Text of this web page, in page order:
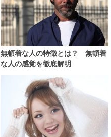
無頓着な人の特徴とは？ 無頓着
な人の感覚を徹底解明